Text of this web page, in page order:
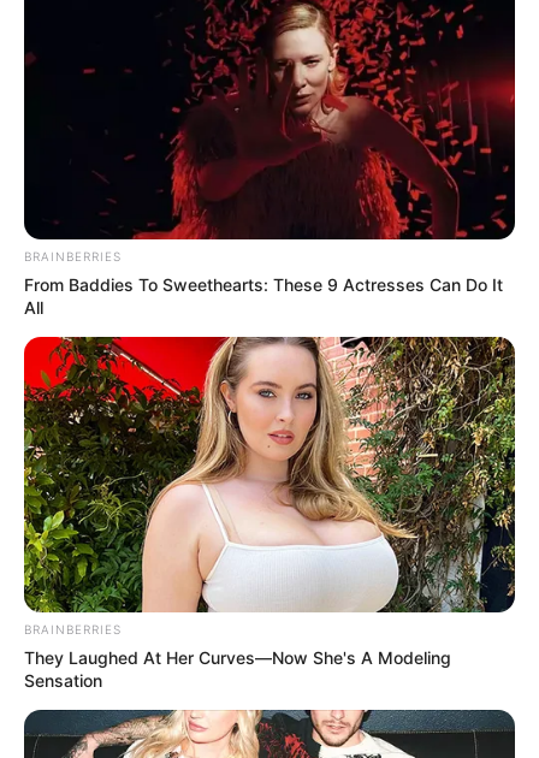
Have You Seen Her GRWM? She Inspires Millions
Why Big Bang Theory Fans Despise These 8
Characters
BRAINBERRIES
BRAINBERRIES
From Baddies To Sweethearts: These 9 Actresses Can Do It
All
BRAINBERRIES
They Laughed At Her Curves—Now She's A Modeling
Sensation